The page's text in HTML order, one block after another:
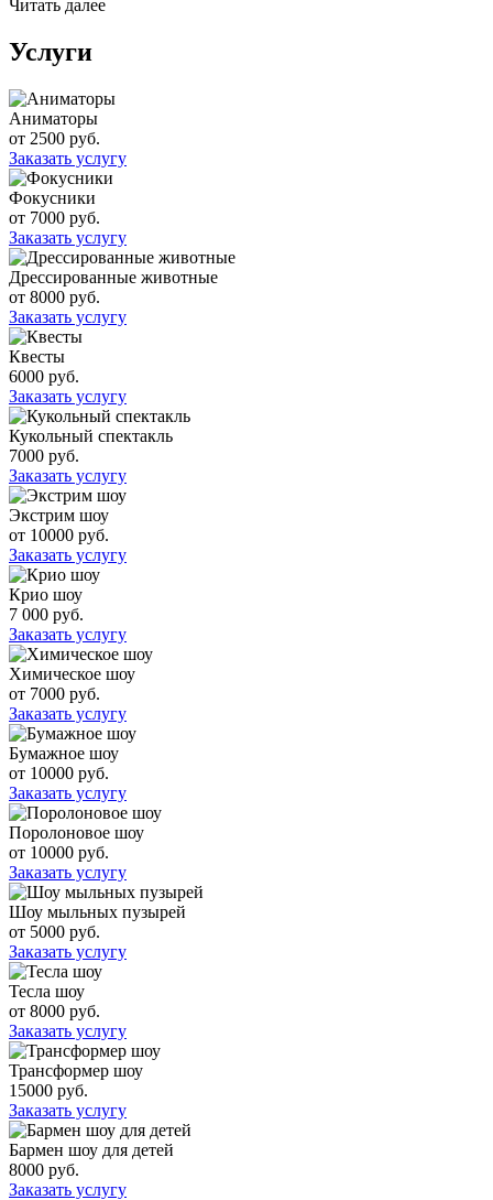
Читать далее
Услуги
Аниматоры
от 2500 руб.
Заказать услугу
Фокусники
от 7000 руб.
Заказать услугу
Дрессированные животные
от 8000 руб.
Заказать услугу
Квесты
6000 руб.
Заказать услугу
Кукольный спектакль
7000 руб.
Заказать услугу
Экстрим шоу
от 10000 руб.
Заказать услугу
Крио шоу
7 000 руб.
Заказать услугу
Химическое шоу
от 7000 руб.
Заказать услугу
Бумажное шоу
от 10000 руб.
Заказать услугу
Поролоновое шоу
от 10000 руб.
Заказать услугу
Шоу мыльных пузырей
от 5000 руб.
Заказать услугу
Тесла шоу
от 8000 руб.
Заказать услугу
Трансформер шоу
15000 руб.
Заказать услугу
Бармен шоу для детей
8000 руб.
Заказать услугу